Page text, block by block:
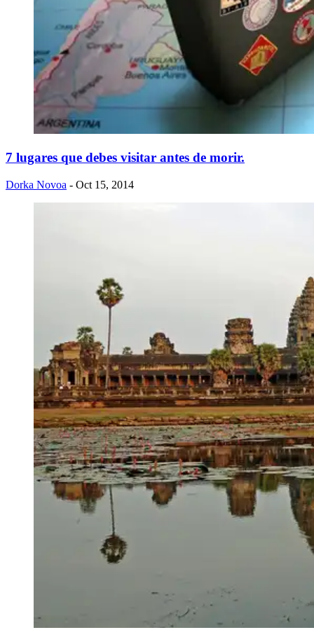
7 lugares que debes visitar antes de morir.
Dorka Novoa - Oct 15, 2014